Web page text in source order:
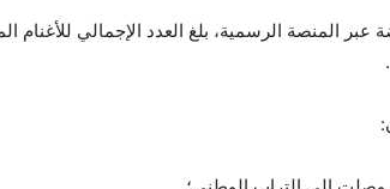
المنصة الرسمية، بلغ العدد الإجمالي للأغنام